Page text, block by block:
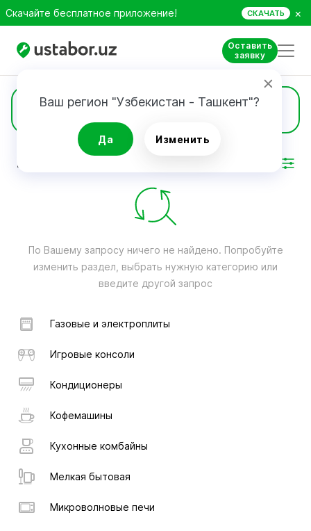
Скачайте бесплатное приложение! СКАЧАТЬ ×
Оставить
заявку
Ваш регион "Узбекистан - Ташкент"?
Да Изменить
Мелкая бытовая
РЕЗУЛЬТАТ
По Вашему запросу ничего не найдено. Попробуйте
изменить раздел, выбрать нужную категорию или
введите другой запрос
Газовые и электроплиты
Игровые консоли
Кондиционеры
Кофемашины
Кухонные комбайны
Мелкая бытовая
Микроволновые печи